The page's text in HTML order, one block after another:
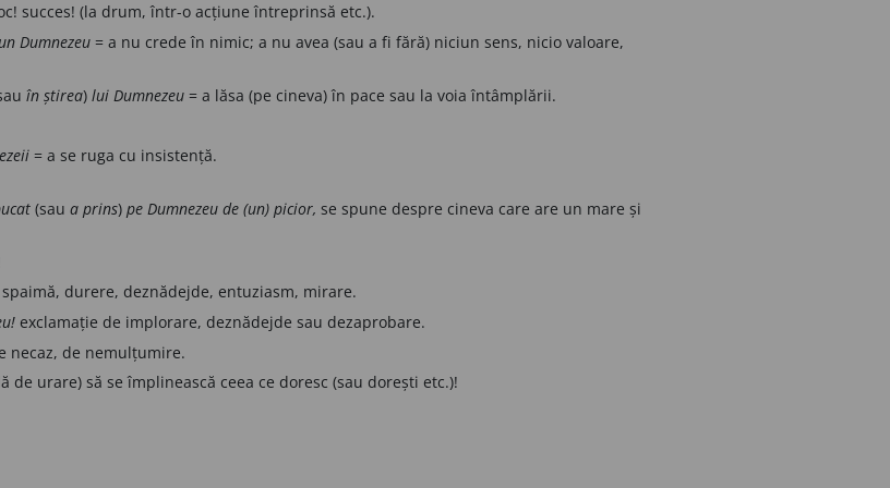
succes! (la drum, într-o acțiune întreprinsă etc.).
Dumnezeu = a nu crede în nimic; a nu avea (sau a fi fără) niciun sens, nicio valoare,
în știrea) lui Dumnezeu = a lăsa (pe cineva) în pace sau la voia întâmplării.
= a se ruga cu insistență.
(sau a prins) pe Dumnezeu de (un) picior, se spune despre cineva care are un mare și
durere, deznădejde, entuziasm, mirare.
exclamație de implorare, deznădejde sau dezaprobare.
necaz, de nemulțumire.
de urare) să se împlinească ceea ce doresc (sau dorești etc.)!